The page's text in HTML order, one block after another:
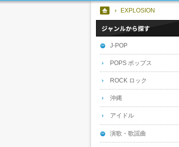
EXPLOSION
J-POP
POPS ポップス
ROCK ロック
沖縄
アイドル
演歌・歌謡曲